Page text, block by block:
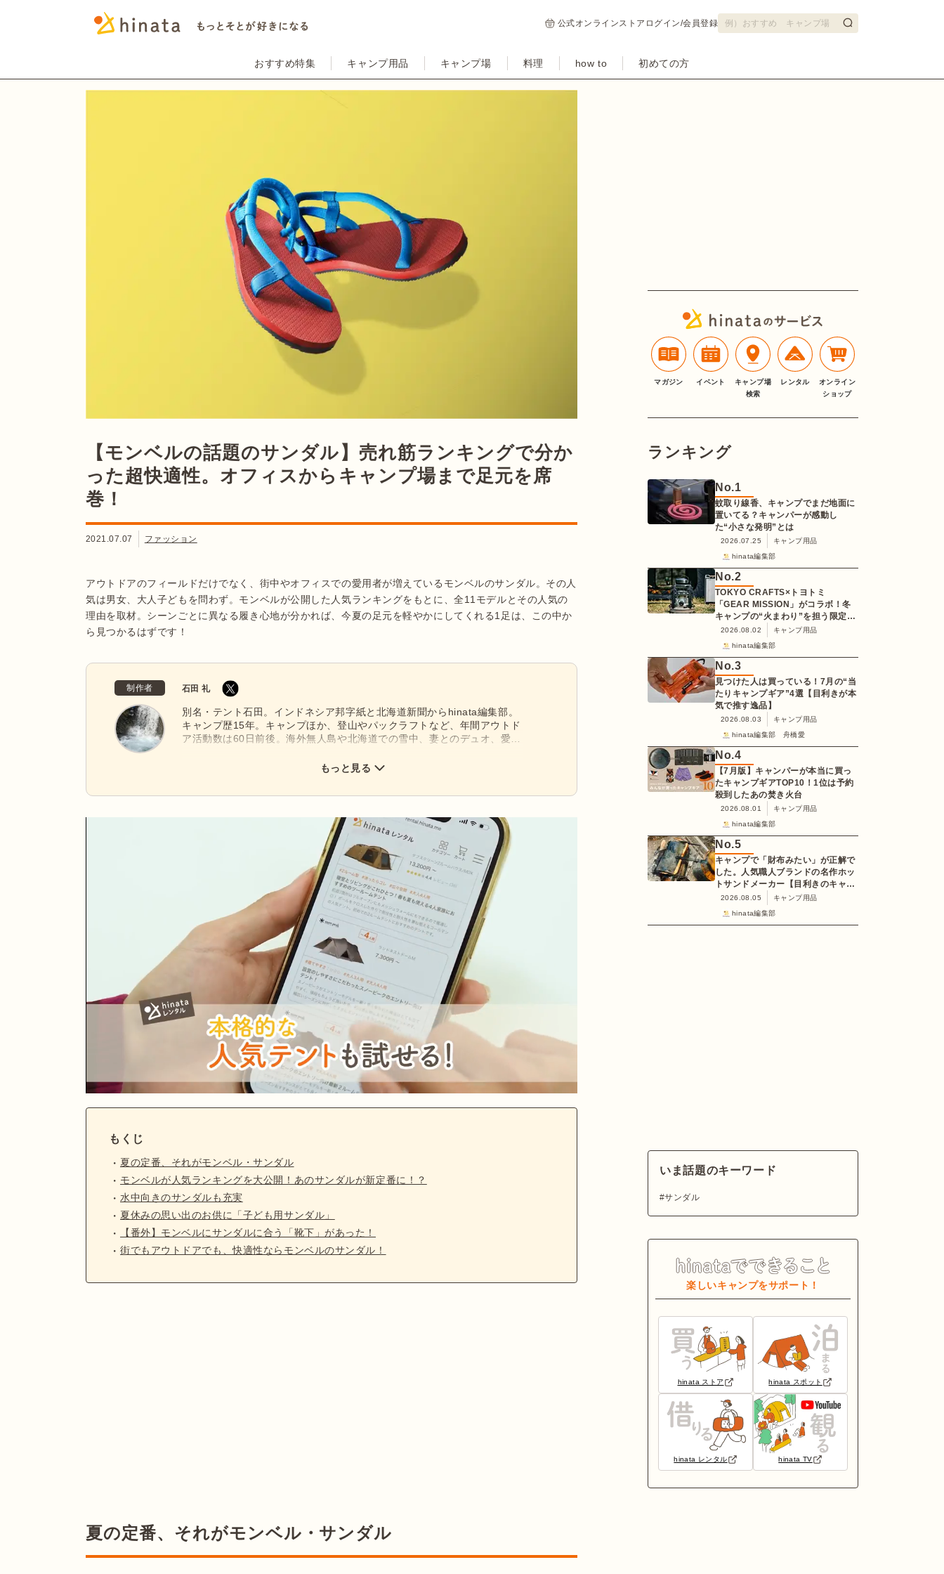
公式オンラインストア ログイン/会員登録
おすすめ特集 キャンプ用品 キャンプ場 料理 how to 初めての方
【モンベルの話題のサンダル】売れ筋ランキングで分か
った超快適性。オフィスからキャンプ場まで足元を席
巻！
2021.07.07 ファッション
アウトドアのフィールドだけでなく、街中やオフィスでの愛用者が増えているモンベルのサンダル。その人
気は男女、大人子どもを問わず。モンベルが公開した人気ランキングをもとに、全11モデルとその人気の
理由を取材。シーンごとに異なる履き心地が分かれば、今夏の足元を軽やかにしてくれる1足は、この中か
ら見つかるはずです！
制作者 石田 礼
別名・テント石田。インドネシア邦字紙と北海道新聞からhinata編集部。
キャンプ歴15年。キャンプほか、登山やパックラフトなど、年間アウトド
ア活動数は60日前後。海外無人島や北海道での雪中、妻とのデュオ、愛犬
もっと見る
もくじ
夏の定番、それがモンベル・サンダル
モンベルが人気ランキングを大公開！あのサンダルが新定番に！？
水中向きのサンダルも充実
夏休みの思い出のお供に「子ども用サンダル」
【番外】モンベルにサンダルに合う「靴下」があった！
街でもアウトドアでも、快適性ならモンベルのサンダル！
夏の定番、それがモンベル・サンダル
マガジン イベント
キャンプ場
検索
レンタル
オンライン
ショップ
ランキング
No.1
蚊取り線香、キャンプでまだ地面に
置いてる？キャンパーが感動し
た“小さな発明”とは
2026.07.25
キャンプ用品
hinata編集部
No.2
TOKYO CRAFTS×トヨトミ
「GEAR MISSION」がコラボ！冬
キャンプの“火まわり”を担う限定
K3クッキングストーブが登場
2026.08.02
キャンプ用品
hinata編集部
No.3
見つけた人は買っている！7月の“当
たりキャンプギア”4選【目利きが本
気で推す逸品】
2026.08.03
キャンプ用品
hinata編集部 舟橋愛
No.4
【7月版】キャンパーが本当に買っ
たキャンプギアTOP10！1位は予約
殺到したあの焚き火台
2026.08.01
キャンプ用品
hinata編集部
No.5
キャンプで「財布みたい」が正解で
した。人気職人ブランドの名作ホッ
トサンドメーカー【目利きのキャン
プギア】
2026.08.05
キャンプ用品
hinata編集部
いま話題のキーワード
サンダル
楽しいキャンプをサポート！
hinata ストア hinata スポット
hinata レンタル hinata TV